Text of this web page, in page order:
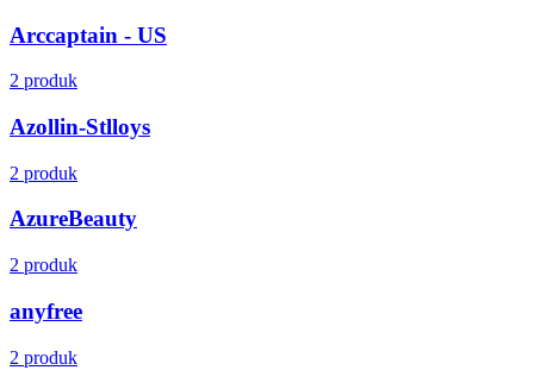
Arccaptain - US
2 produk
Azollin-Stlloys
2 produk
AzureBeauty
2 produk
anyfree
2 produk